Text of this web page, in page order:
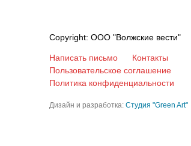
Copyright: ООО "Волжские вести"
Написать письмо
Контакты
Пользовательское соглашение
Политика конфиденциальности
Дизайн и разработка: Студия "Green Art"